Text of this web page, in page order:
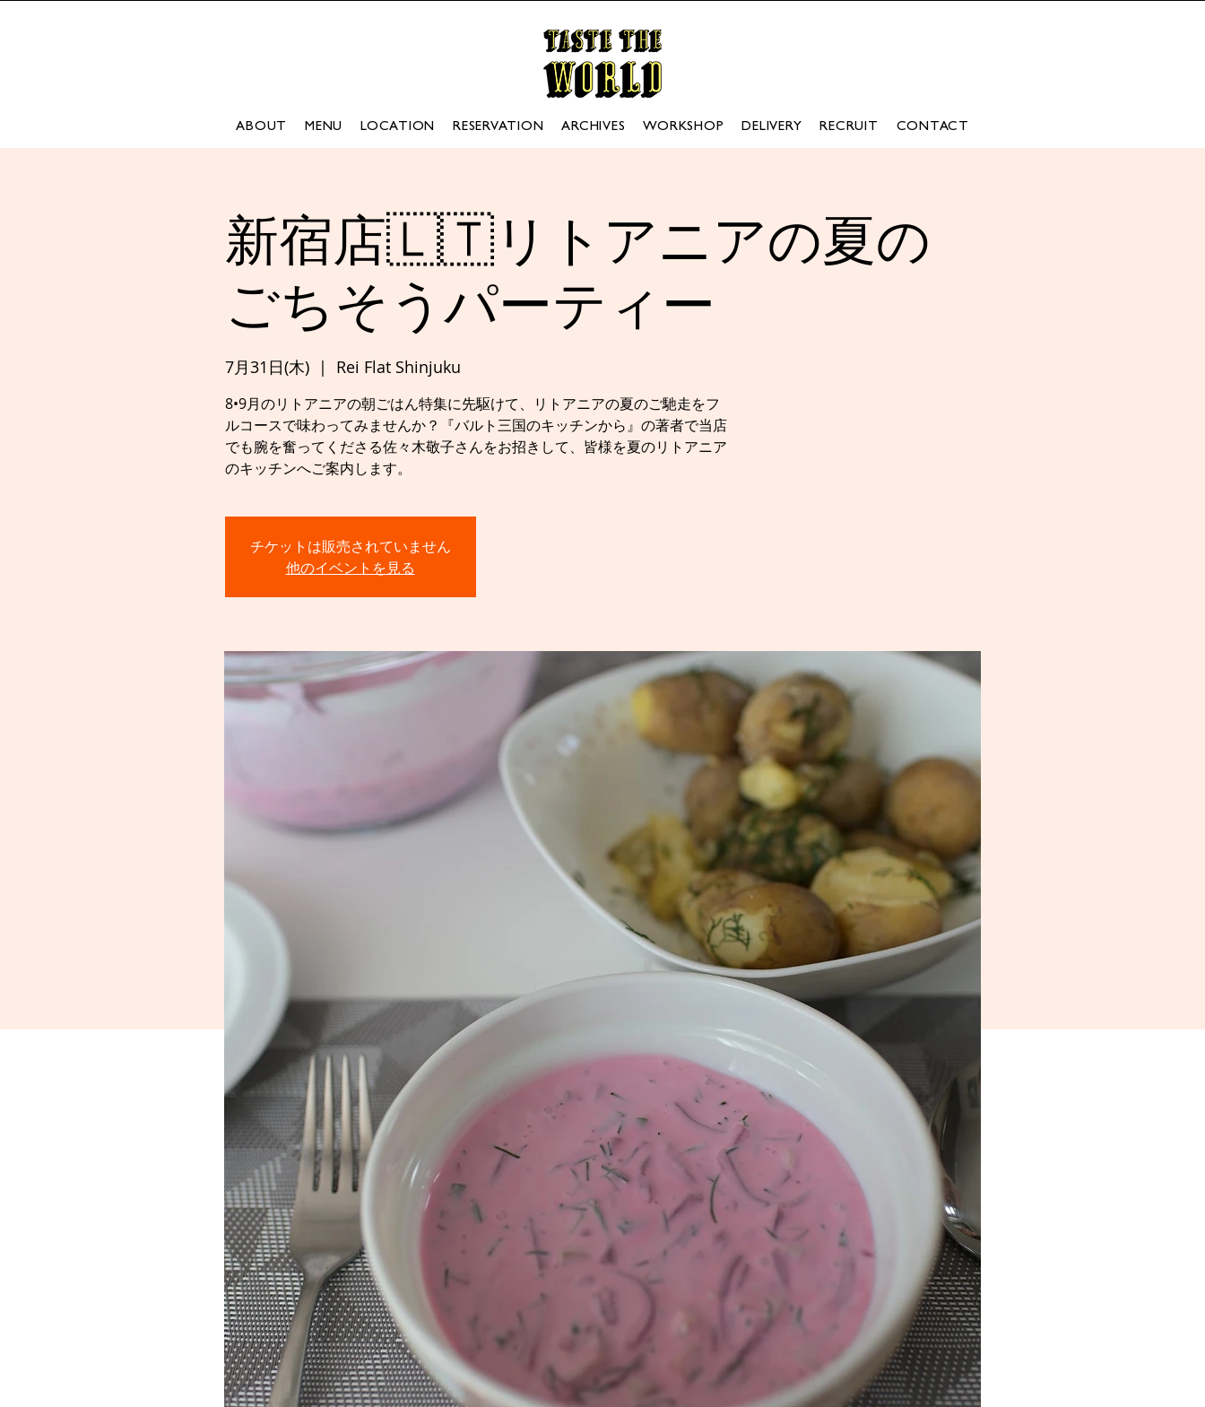
ABOUT MENU LOCATION RESERVATION ARCHIVES WORKSHOP DELIVERY RECRUIT CONTACT
新宿店🇱🇹リトアニアの夏の
ごちそうパーティー
7月31日(木)
  |
Rei Flat Shinjuku
8•9月のリトアニアの朝ごはん特集に先駆けて、リトアニアの夏のご馳走をフ
ルコースで味わってみませんか？『バルト三国のキッチンから』の著者で当店
でも腕を奮ってくださる佐々木敬子さんをお招きして、皆様を夏のリトアニア
のキッチンへご案内します。
チケットは販売されていません
他のイベントを見る